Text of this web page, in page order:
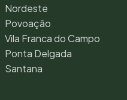
Nordeste
Povoação
Vila Franca do Campo
Ponta Delgada
Santana